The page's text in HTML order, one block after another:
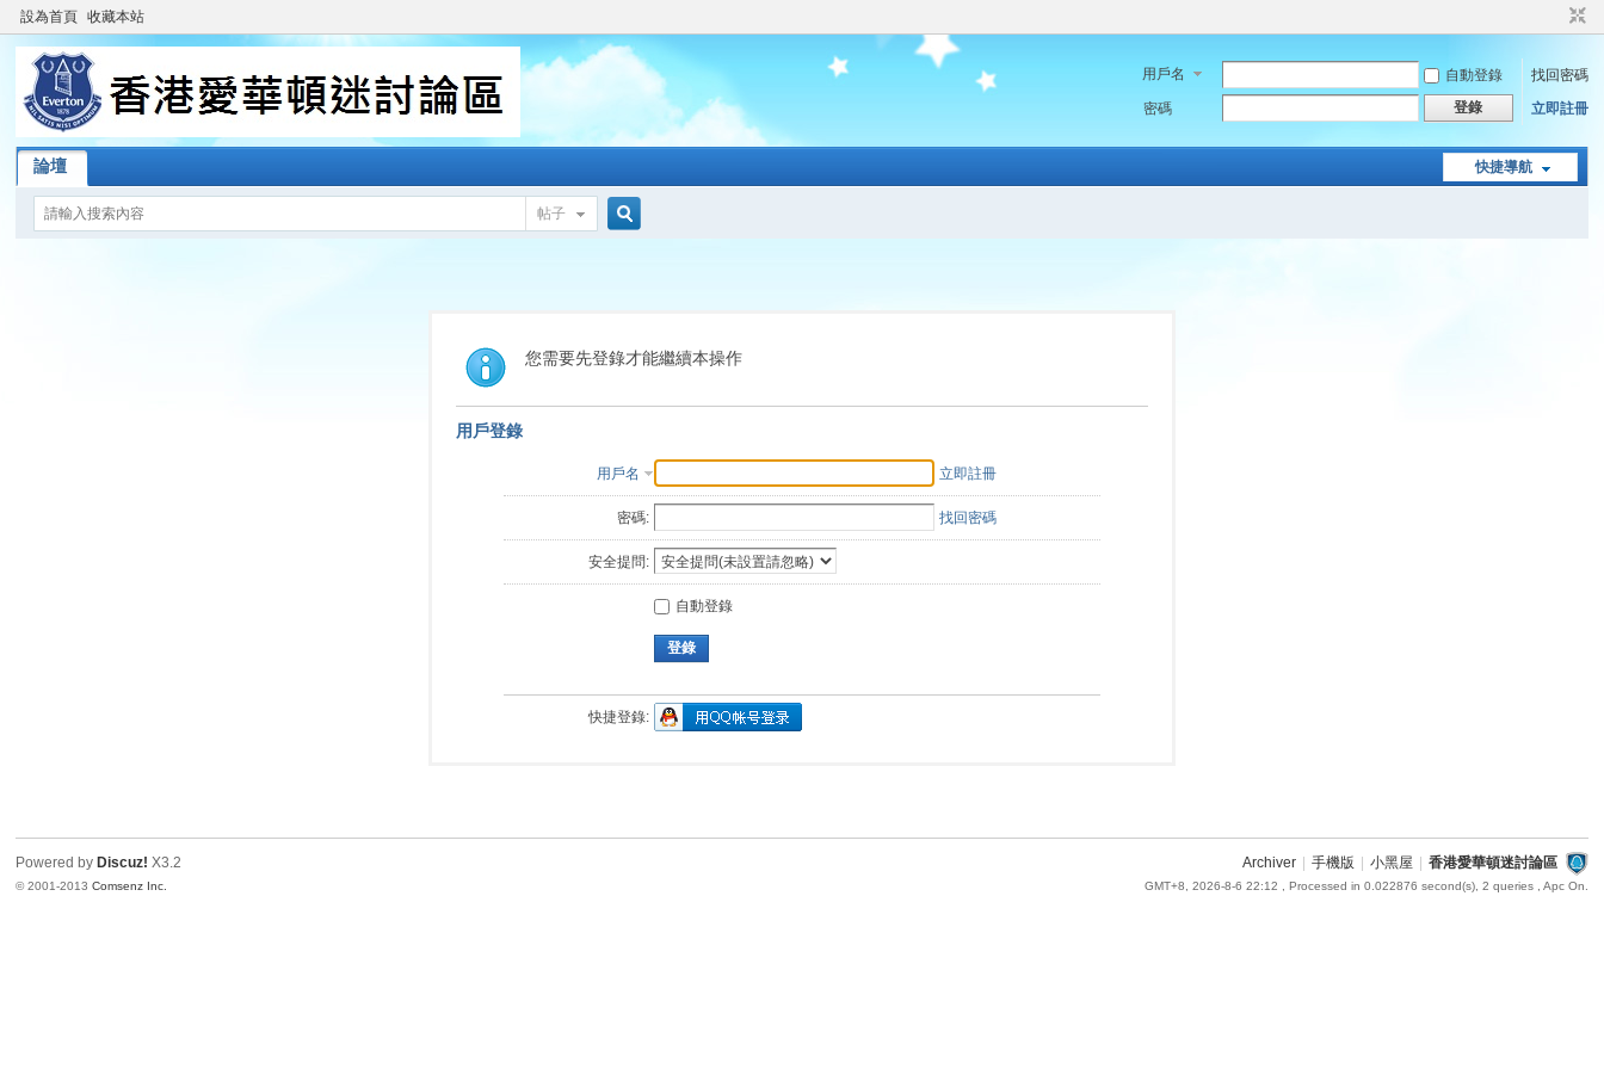
設為首頁 收藏本站
用戶名 自動登錄
找回密碼
密碼
登錄 立即註冊
快捷導航
論壇
帖子
索
您需要先登錄才能繼續本操作
用戶登錄
用戶名 立即註冊
密碼: 找回密碼
安全提問:
自動登錄
登錄
快捷登錄:
Archiver 手機版 小黑屋 香港愛華頓迷討論區
GMT+8, 2026-8-6 22:12 , Processed in 0.022876 second(s), 2 queries , Apc On.
Powered by Discuz! X3.2
© 2001-2013Comsenz Inc.